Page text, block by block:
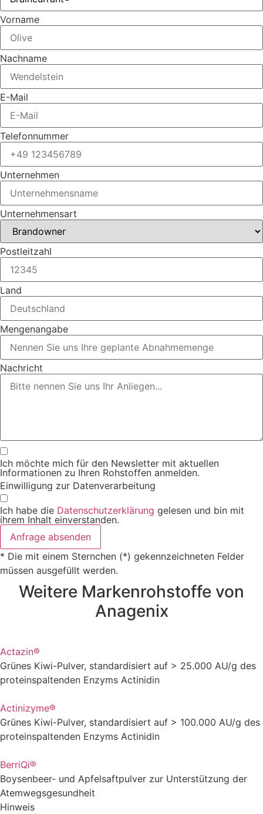
Vorname
Nachname
E-Mail
Telefonnummer
Unternehmen
Unternehmensart
Postleitzahl
Land
Mengenangabe
Nachricht
Ich möchte mich für den Newsletter mit aktuellen
Informationen zu Ihren Rohstoffen anmelden.
Einwilligung zur Datenverarbeitung
Ich habe die Datenschutzerklärung gelesen und bin mit
ihrem Inhalt einverstanden.
Anfrage absenden
* Die mit einem Sternchen (*) gekennzeichneten Felder
müssen ausgefüllt werden.
Weitere Markenrohstoffe von
Anagenix
Actazin®
Grünes Kiwi-Pulver, standardisiert auf > 25.000 AU/g des
proteinspaltenden Enzyms Actinidin
Actinizyme®
Grünes Kiwi-Pulver, standardisiert auf > 100.000 AU/g des
proteinspaltenden Enzyms Actinidin
BerriQi®
Boysenbeer- und Apfelsaftpulver zur Unterstützung der
Atemwegsgesundheit
Hinweis